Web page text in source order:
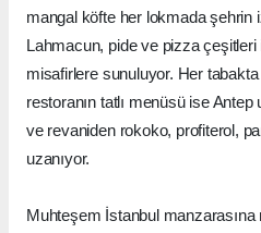
mangal köfte her lokmada şehrin
Lahmacun, pide ve pizza çeşitleri
misafirlere sunuluyor. Her
restoranın tatlı menüsü ise
ve revaniden rokoko, profiterol,
uzanıyor.
Muhteşem İstanbul manzarasına